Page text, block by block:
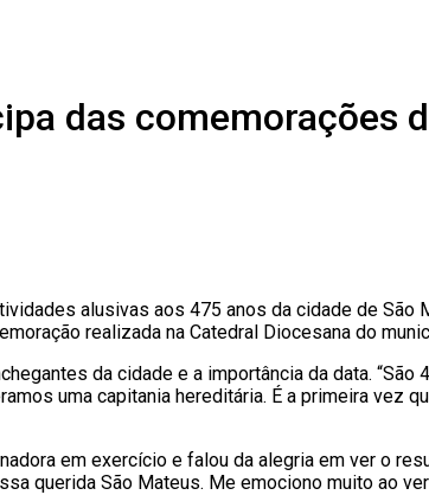
das comemorações
alusivas aos 475 anos da cidade de São
realizada na Catedral Diocesana do
da cidade e a importância da data.
uma capitania hereditária. É a primeira vez
em exercício e falou da alegria em ver o
querida São Mateus. Me emociono muito ao